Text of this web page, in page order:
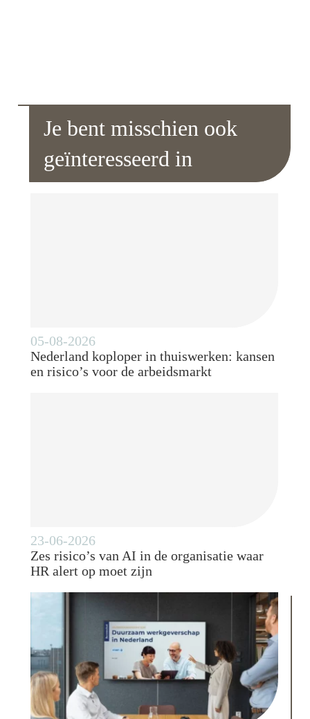
Je bent misschien ook
geïnteresseerd in
05-08-2026
Nederland koploper in thuiswerken: kansen
en risico’s voor de arbeidsmarkt
23-06-2026
Zes risico’s van AI in de organisatie waar
HR alert op moet zijn